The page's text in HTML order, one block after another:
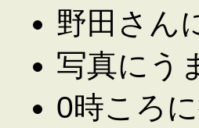
野田さん
写真にう
0時ころ